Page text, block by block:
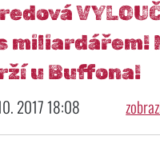
miliardářem!
u Buffona!
2017 18:08